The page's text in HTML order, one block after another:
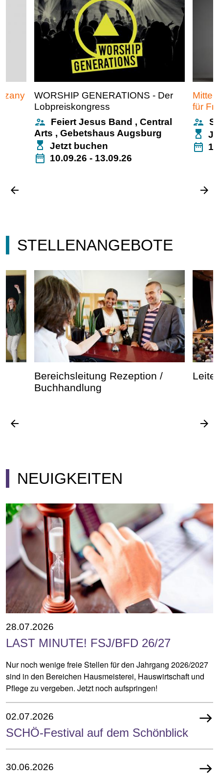
WORSHIP GENERATIONS - Der
Lobpreiskongress
supervisor_account Feiert Jesus Band , Central
Arts , Gebetshaus Augsburg
Jetzt buchen
date_range 10.09.26 - 13.09.26
für
supervisor_account
date_range
arrow_back arrow_forward
STELLENANGEBOTE
Bereichsleitung Rezeption /
Buchhandlung
arrow_back arrow_forward
NEUIGKEITEN
28.07.2026
LAST MINUTE! FSJ/BFD 26/27
Nur noch wenige freie Stellen für den Jahrgang 2026/2027
sind in den Bereichen Hausmeisterei, Hauswirtschaft und
Pflege zu vergeben. Jetzt noch aufspringen!
02.07.2026 east
SCHÖ-Festival auf dem Schönblick
30.06.2026 east